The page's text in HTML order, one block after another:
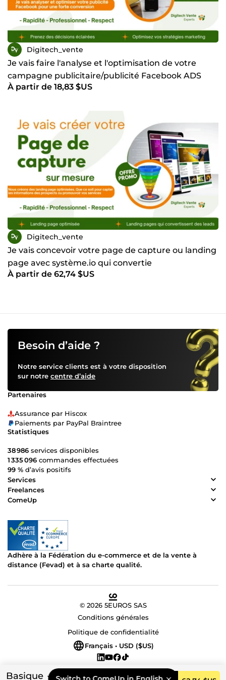
Basique
Digitech_vente
Je vais faire l'analyse et l'optimisation de votre
campagne publicitaire/publicité Facebook ADS
À partir de 18,83 $US
Digitech_vente
Je vais concevoir votre page de capture ou landing
page avec système.io qui convertie
À partir de 62,74 $US
Besoin d’aide ?
Notre service clients est à votre disposition
sur notre centre d’aide
Partenaires
Assurance par Hiscox
Paiements par PayPal Braintree
Statistiques
38 986 services disponibles
1 335 096 commandes effectuées
99 % d’avis positifs
Services
Freelances
ComeUp
Adhère à la Fédération du e-commerce et de la vente à
distance (Fevad) et à sa charte qualité.
© 2026 5EUROS SAS
Conditions générales
Politique de confidentialité
Français • USD ($US)